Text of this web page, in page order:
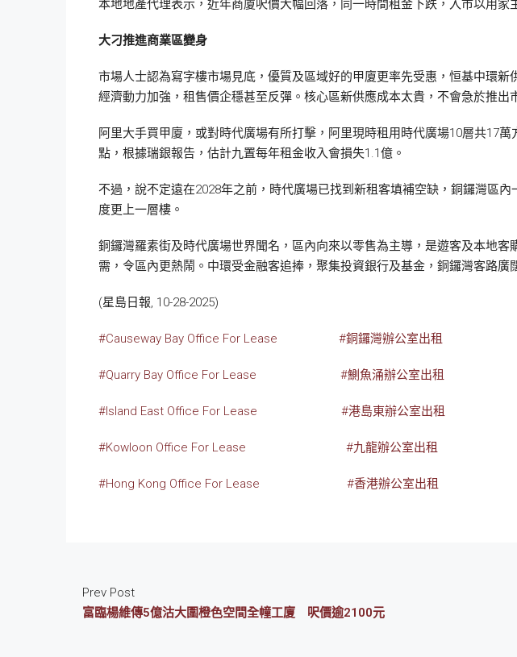
本地地產代理表示，近年商廈呎價大幅回落，同一時間租金下跌，入市以用
大刁推進商業區變身
市場人士認為寫字樓市場見底，優質及區域好的甲廈更率先受惠，恒基中環
經濟動力加強，租售價企穩甚至反彈。核心區新供應成本太貴，不會急於推出
阿里大手買甲廈，或對時代廣場有所打擊，阿里現時租用時代廣場10層共17
點，根據瑞銀報告，估計九置每年租金收入會損失1.1億。
不過，說不定遠在2028年之前，時代廣場已找到新租客填補空缺，銅鑼灣區
度更上一層樓。
銅鑼灣羅素街及時代廣場世界聞名，區內向來以零售為主導，是遊客及本地
需，令區內更熱鬧。中環受金融客追捧，聚集投資銀行及基金，銅鑼灣客路
(星島日報, 10-28-2025)
#Causeway Bay Office For Lease #銅鑼灣辦公室出租
#Quarry Bay Office For Lease #鰂魚涌辦公室出租
#Island East Office For Lease #港島東辦公室出租
#Kowloon Office For Lease #九龍辦公室出租
#Hong Kong Office For Lease #香港辦公室出租
Prev Post
富臨楊維傳5億沽大圍橙色空間全幢工廈 呎價逾2100元